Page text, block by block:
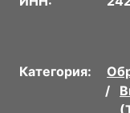
Категория: